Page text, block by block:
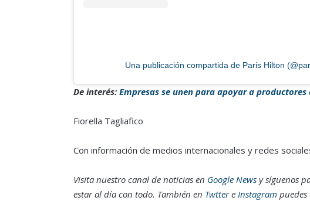
Una publicación compartida de Paris Hilton
De interés: Empresas se unen para apoyar a productores
Fiorella Tagliafico
Con información de medios internacionales y redes
Visita nuestro canal de noticias en Google Newsy síguenos
estar al día con todo. También en Twttere Instagrampuedes